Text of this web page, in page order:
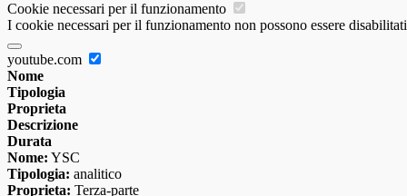
Cookie necessari per il funzionamento
I cookie necessari per il funzionamento non possono essere
youtube.com
Nome
Tipologia
Proprieta
Descrizione
Durata
Nome: YSC
Tipologia: analitico
Proprieta: Terza-parte